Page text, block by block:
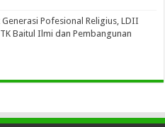
Pofesional Religius, LDII
Baitul Ilmi dan Pembangunan